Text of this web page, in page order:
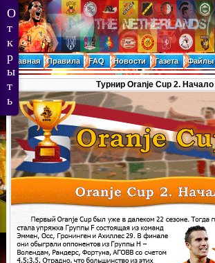
Главная Правила FAQ Новости Газета Файлы
Турнир Oranje Cup 2. Начало